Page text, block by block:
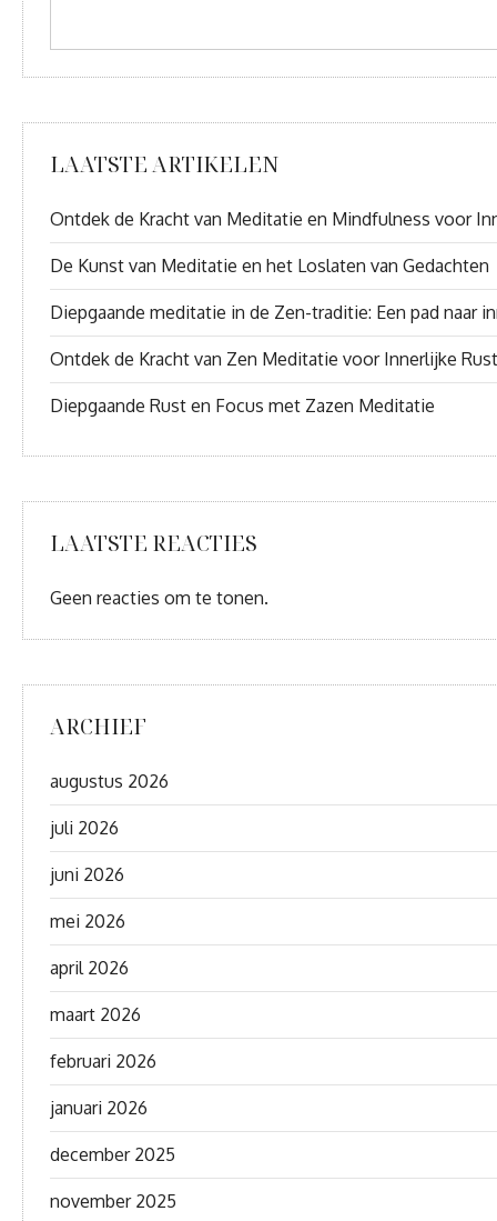
LAATSTE ARTIKELEN
Ontdek de Kracht van Meditatie en Mindfulness voor
De Kunst van Meditatie en het Loslaten van Gedachten
Diepgaande meditatie in de Zen-traditie: Een pad naar
Ontdek de Kracht van Zen Meditatie voor Innerlijke Rust
Diepgaande Rust en Focus met Zazen Meditatie
LAATSTE REACTIES
Geen reacties om te tonen.
ARCHIEF
augustus 2026
juli 2026
juni 2026
mei 2026
april 2026
maart 2026
februari 2026
januari 2026
december 2025
november 2025